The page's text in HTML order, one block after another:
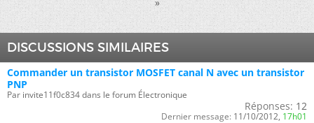
DISCUSSIONS SIMILAIRES
Commander un transistor MOSFET canal N avec un transistor
PNP
Par invite11f0c834 dans le forum Électronique
Réponses: 12
Dernier message: 11/10/2012, 17h01